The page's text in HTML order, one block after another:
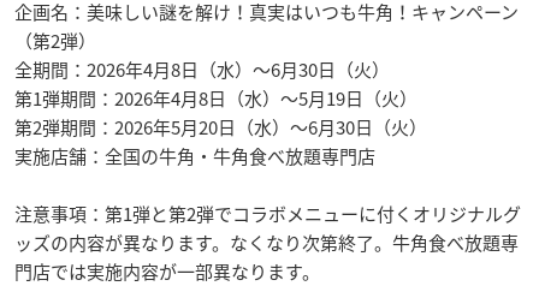
企画名：美味しい謎を解け！真実はいつも牛角！キャンペーン
（第2弾）
全期間：2026年4月8日（水）〜6月30日（火）
第1弾期間：2026年4月8日（水）〜5月19日（火）
第2弾期間：2026年5月20日（水）〜6月30日（火）
実施店舗：全国の牛角・牛角食べ放題専門店
注意事項：第1弾と第2弾でコラボメニューに付くオリジナルグ
ッズの内容が異なります。なくなり次第終了。牛角食べ放題専
門店では実施内容が一部異なります。